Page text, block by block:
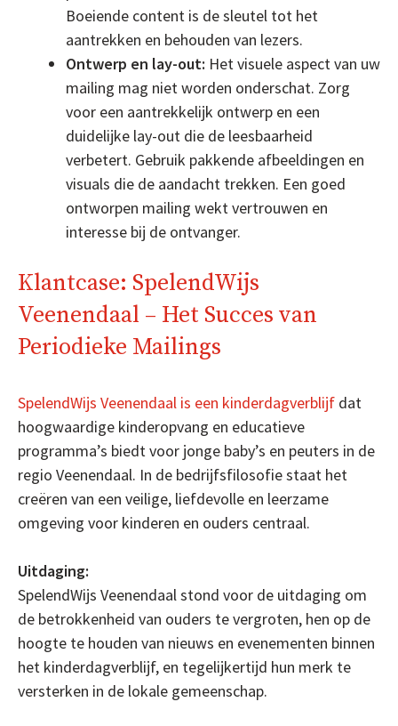
Boeiende content is de sleutel tot het
aantrekken en behouden van lezers.
Ontwerp en lay-out: Het visuele aspect van uw
mailing mag niet worden onderschat. Zorg
voor een aantrekkelijk ontwerp en een
duidelijke lay-out die de leesbaarheid
verbetert. Gebruik pakkende afbeeldingen en
visuals die de aandacht trekken. Een goed
ontworpen mailing wekt vertrouwen en
interesse bij de ontvanger.
Klantcase: SpelendWijs
Veenendaal – Het Succes van
Periodieke Mailings
SpelendWijs Veenendaal is een kinderdagverblijf dat
hoogwaardige kinderopvang en educatieve
programma’s biedt voor jonge baby’s en peuters in de
regio Veenendaal. In de bedrijfsfilosofie staat het
creëren van een veilige, liefdevolle en leerzame
omgeving voor kinderen en ouders centraal.
Uitdaging:
SpelendWijs Veenendaal stond voor de uitdaging om
de betrokkenheid van ouders te vergroten, hen op de
hoogte te houden van nieuws en evenementen binnen
het kinderdagverblijf, en tegelijkertijd hun merk te
versterken in de lokale gemeenschap.